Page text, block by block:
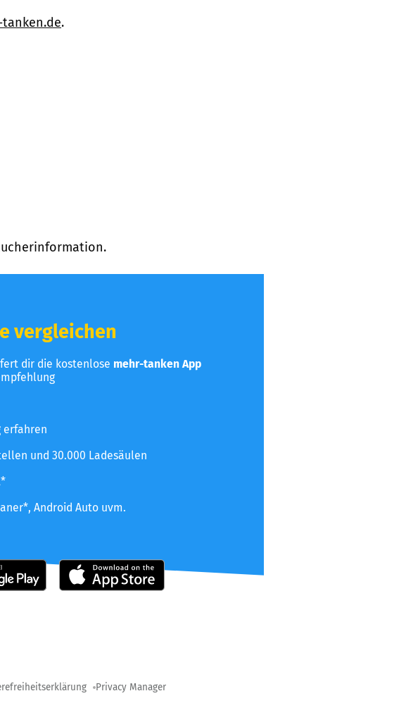
.
vergleichen
dir die kostenlose mehr-tanken App
erfahren
und 30.000 Ladesäulen
Android Auto uvm.
Privacy Manager